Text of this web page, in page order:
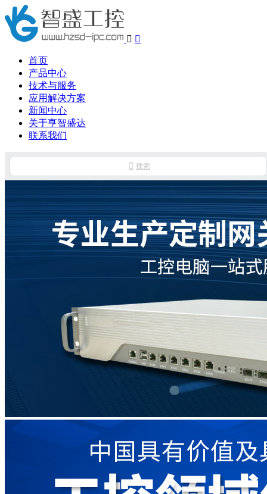
 
首页
产品中心
技术与服务
应用解决方案
新闻中心
关于亨智盛达
联系我们
 搜索